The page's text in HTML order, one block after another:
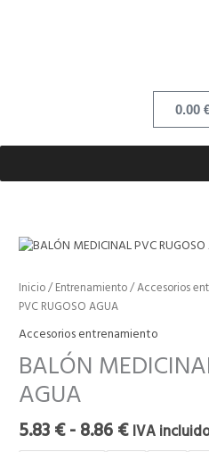
0.00
Inicio/Entrenamiento/Accesorios
PVC RUGOSO AGUA
Accesorios entrenamiento
BALÓN
AGUA
5.83€-8.86€
Rango
precios:
desde
hasta
8.86 €
IVA
BALÓN
PVC
RUGOSO
cantidad